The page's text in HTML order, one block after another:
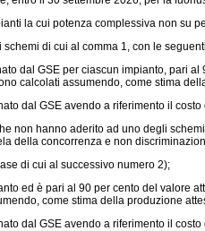
la cui potenza complessiva non su
di cui al comma 1, con le
dal GSE per ciascun impianto, pari
calcolati assumendo, come stima
dal GSE avendo a riferimento il
hanno aderito ad uno degli
della concorrenza e non
di cui al successivo numero 2);
ed è pari al 90 per cento del valore
come stima della produzione
dal GSE avendo a riferimento il